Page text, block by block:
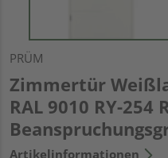
PRÜM
Zimmertür
RAL 9010 RY-254
Artikelinformationen